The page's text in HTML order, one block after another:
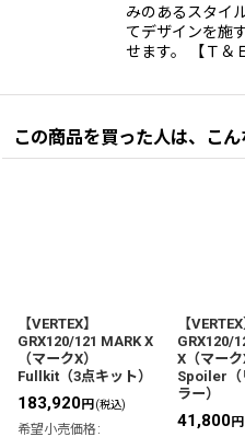
みのあるスタイ
てデザインを施
せます。 【Ｔ＆
この商品を買った人は、こ
【VERTEX】
GRX120/121 MARK X
（マークX）
Fullkit（3点キット）
183,920円(税込)
希望小売価格 :
【VERTEX
GRX120/
X（マー
Spoiler（
ラー）
41,800円